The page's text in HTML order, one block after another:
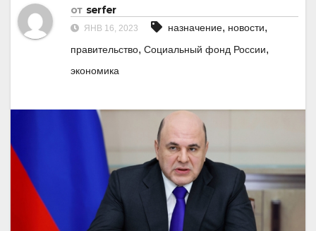
от serfer
ЯНВ 16, 2023 назначение, новости,
правительство, Социальный фонд России,
экономика